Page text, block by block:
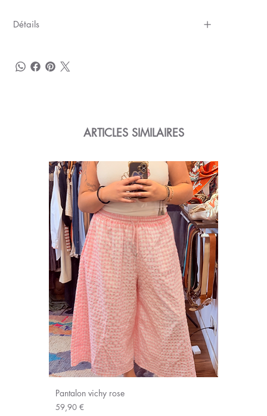
Détails
ARTICLES SIMILAIRES
Pantalon vichy rose
Prix
59,90 €